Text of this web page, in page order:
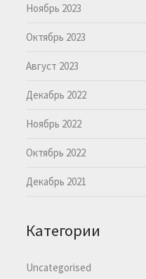
Ноябрь 2023
Октябрь 2023
Август 2023
Декабрь 2022
Ноябрь 2022
Октябрь 2022
Декабрь 2021
Категории
Uncategorised